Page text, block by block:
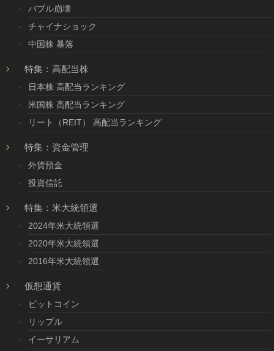
バブル崩壊
チャイナショック
中国株 暴落
特集：高配当株
日本株 高配当ランキング
米国株 高配当ランキング
リート（REIT） 高配当ランキング
特集：資金管理
外貨預金
投資信託
特集：米大統領選
2024年米大統領選
2020年米大統領選
2016年米大統領選
仮想通貨
ビットコイン
リップル
イーサリアム